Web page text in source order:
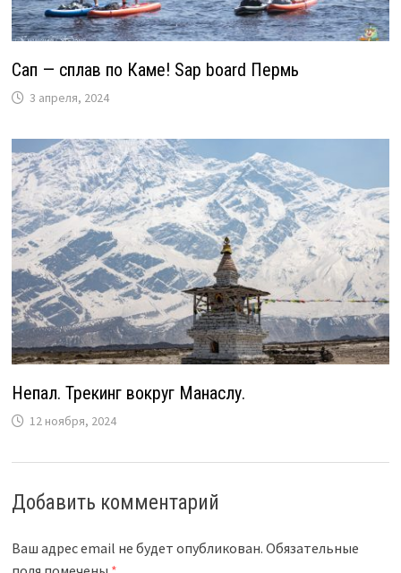
Сап — сплав по Каме! Sap board Пермь
3 апреля, 2024
Непал. Трекинг вокруг Манаслу.
12 ноября, 2024
Добавить комментарий
Ваш адрес email не будет опубликован. Обязательные